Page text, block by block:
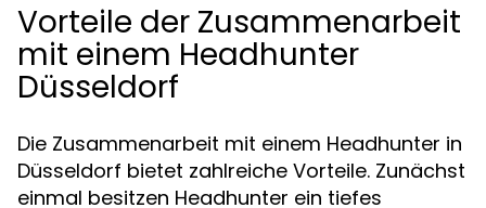
Vorteile der Zusammenarbeit
mit einem Headhunter
Düsseldorf
Die Zusammenarbeit mit einem Headhunter in
Düsseldorf bietet zahlreiche Vorteile. Zunächst
einmal besitzen Headhunter ein tiefes